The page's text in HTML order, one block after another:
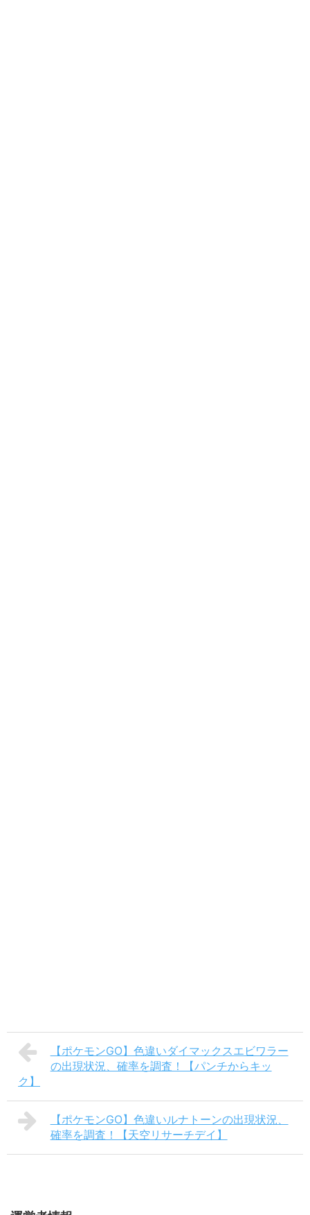
【ポケモンGO】色違いダイマックスエビワラー
の出現状況、確率を調査！【パンチからキッ
ク】
【ポケモンGO】色違いルナトーンの出現状況、
確率を調査！【天空リサーチデイ】